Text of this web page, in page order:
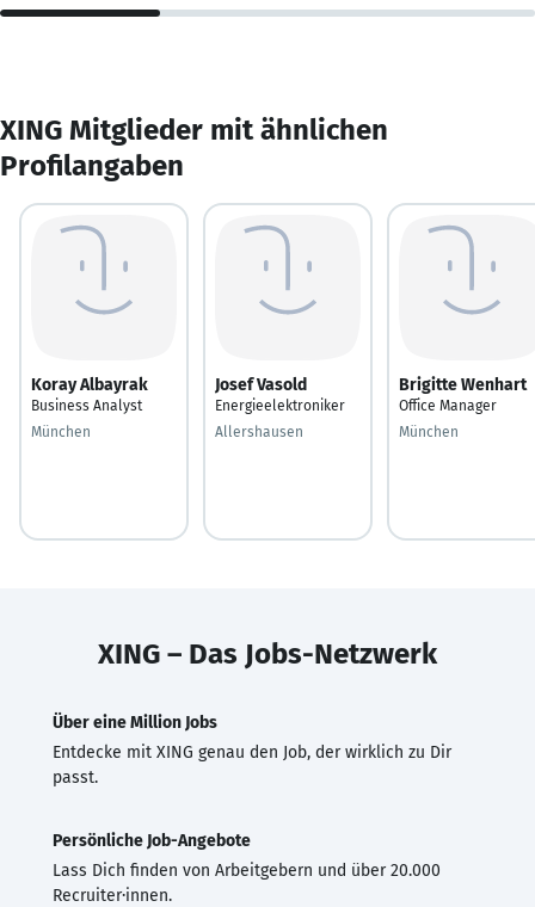
XING Mitglieder mit ähnlichen
Profilangaben
Koray Albayrak
Business Analyst
München
Josef Vasold
Energieelektroniker
Allershausen
Brigitte Wenhart
Office Manager
München
XING – Das Jobs-Netzwerk
Über eine Million Jobs
Entdecke mit XING genau den Job, der wirklich zu Dir
passt.
Persönliche Job-Angebote
Lass Dich finden von Arbeitgebern und über 20.000
Recruiter·innen.